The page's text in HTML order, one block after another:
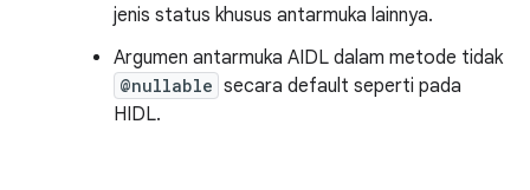
jenis status khusus antarmuka lainnya.
Argumen antarmuka AIDL dalam metode tidak
@nullable secara default seperti pada
HIDL.